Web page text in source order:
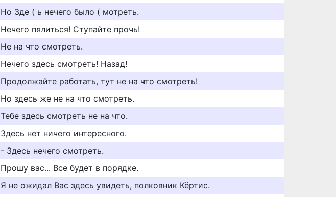
Но 3де ( ь нечего было ( мотреть.
Нечего пялиться! Ступайте прочь!
Не на что смотреть.
Нечего здесь смотреть! Назад!
Продолжайте работать, тут не на что смотреть!
Но здесь же не на что смотреть.
Тебе здесь смотреть не на что.
Здесь нет ничего интересного.
- Здесь нечего смотреть.
Прошу вас... Все будет в порядке.
Я не ожидал Вас здесь увидеть, полковник Кёртис.